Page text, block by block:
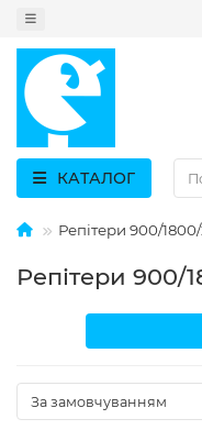
КАТАЛОГ
Репітери 900/
Репітери 900/